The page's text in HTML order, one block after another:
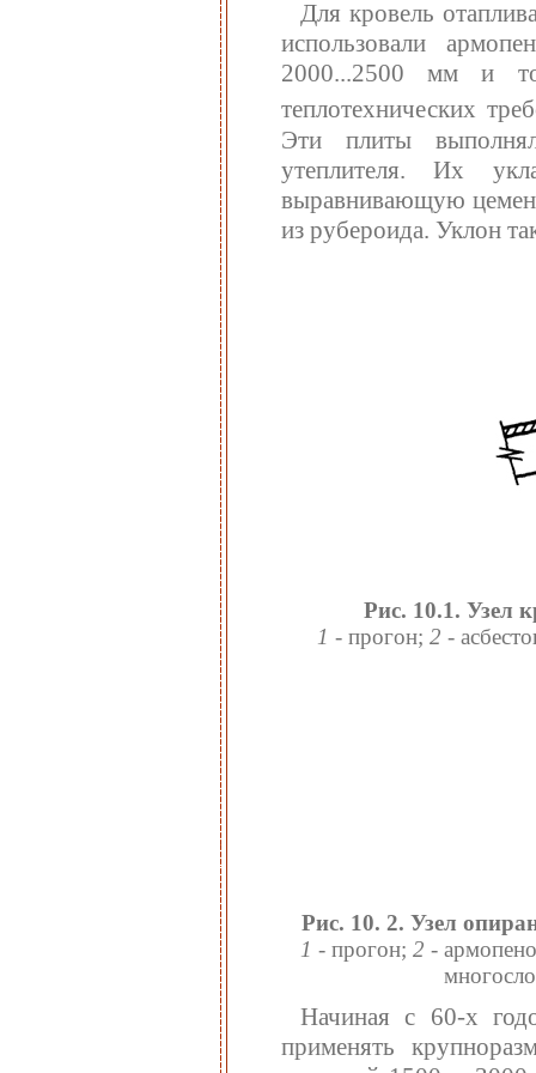
Для кровель
использовали
2000...2500 мм и
теплотехнических
Эти плиты
утеплителя. Их
выравнивающую
из рубероида. Уклон
Рис. 10.1. Узел
1 - прогон; 2 -
Рис. 10. 2. Узел
1 - прогон; 2 -
Начиная с 60-х
применять